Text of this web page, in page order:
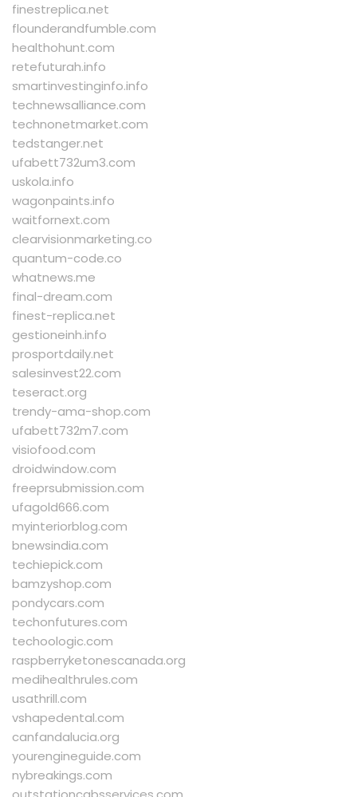
finestreplica.net
flounderandfumble.com
healthohunt.com
retefuturah.info
smartinvestinginfo.info
technewsalliance.com
technonetmarket.com
tedstanger.net
ufabett732um3.com
uskola.info
wagonpaints.info
waitfornext.com
clearvisionmarketing.co
quantum-code.co
whatnews.me
final-dream.com
finest-replica.net
gestioneinh.info
prosportdaily.net
salesinvest22.com
teseract.org
trendy-ama-shop.com
ufabett732m7.com
visiofood.com
droidwindow.com
freeprsubmission.com
ufagold666.com
myinteriorblog.com
bnewsindia.com
techiepick.com
bamzyshop.com
pondycars.com
techonfutures.com
techoologic.com
raspberryketonescanada.org
medihealthrules.com
usathrill.com
vshapedental.com
canfandalucia.org
yourengineguide.com
nybreakings.com